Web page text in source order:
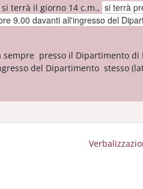
terrà il giorno 14 c.m., si terrà
9.00 davanti all'ingresso del
sempre presso il Dipartimento di
del Dipartimento stesso